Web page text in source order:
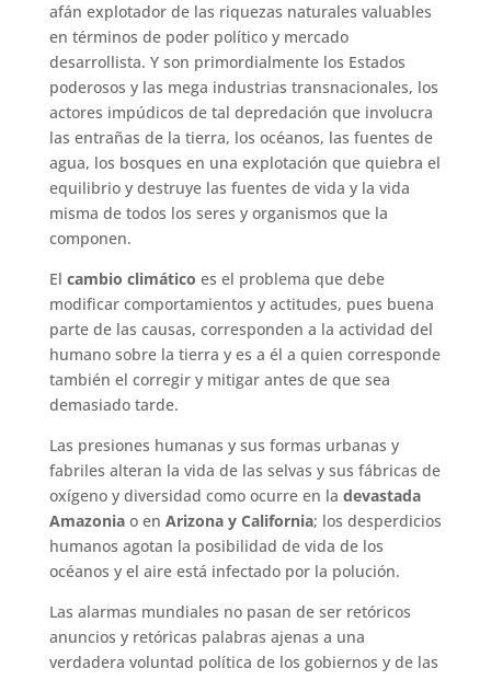
afán explotador de las riquezas naturales valuables
en términos de poder político y mercado
desarrollista. Y son primordialmente los Estados
poderosos y las mega industrias transnacionales, los
actores impúdicos de tal depredación que involucra
las entrañas de la tierra, los océanos, las fuentes de
agua, los bosques en una explotación que quiebra el
equilibrio y destruye las fuentes de vida y la vida
misma de todos los seres y organismos que la
componen.
El cambio climático es el problema que debe
modificar comportamientos y actitudes, pues buena
parte de las causas, corresponden a la actividad del
humano sobre la tierra y es a él a quien corresponde
también el corregir y mitigar antes de que sea
demasiado tarde.
Las presiones humanas y sus formas urbanas y
fabriles alteran la vida de las selvas y sus fábricas de
oxígeno y diversidad como ocurre en la devastada
Amazoniao en Arizona y California; los desperdicios
humanos agotan la posibilidad de vida de los
océanos y el aire está infectado por la polución.
Las alarmas mundiales no pasan de ser retóricos
anuncios y retóricas palabras ajenas a una
verdadera voluntad política de los gobiernos y de las